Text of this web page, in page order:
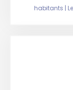
habitants |